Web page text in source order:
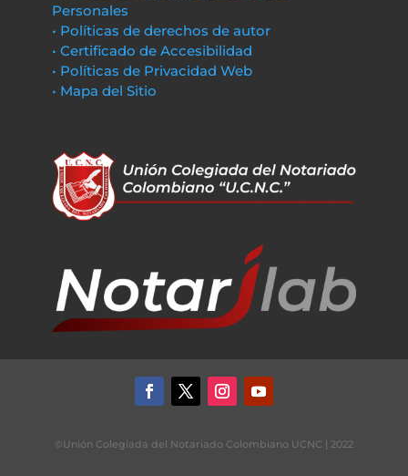
Personales
• Políticas de derechos de autor
• Certificado de Accesibilidad
• Políticas de Privacidad Web
• Mapa del Sitio
©Unión Colegiada del Notariado Colombiano UCNC | 2022